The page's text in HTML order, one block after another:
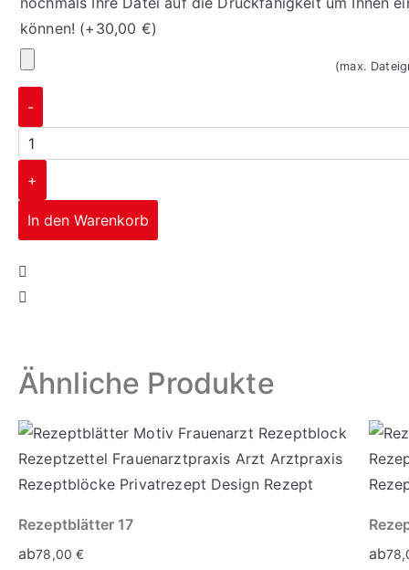
können! (+ 30,00 €)
(max.
-
+
In den Warenkorb
Ähnliche Produkte
Rezeptblätter 17
ab78,00€
ab